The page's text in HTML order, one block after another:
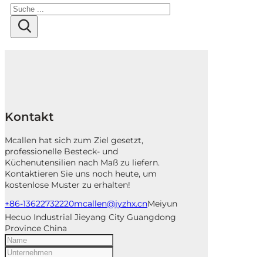
Suchen
Kontakt
Mcallen hat sich zum Ziel gesetzt,
professionelle Besteck- und
Küchenutensilien nach Maß zu liefern.
Kontaktieren Sie uns noch heute, um
kostenlose Muster zu erhalten!
+86-13622732220mcallen@jyzhx.cnMeiyun
Hecuo Industrial Jieyang City Guangdong
Province China